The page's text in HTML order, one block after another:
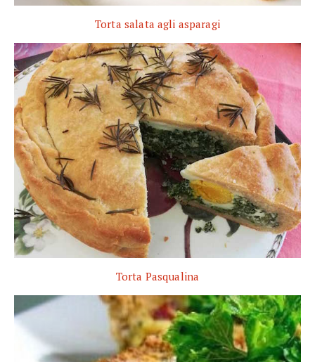
Torta salata agli asparagi
Torta Pasqualina